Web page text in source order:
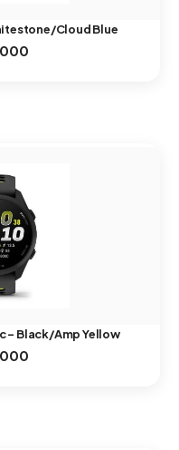
Cloud Blue
– Black/Amp Yellow